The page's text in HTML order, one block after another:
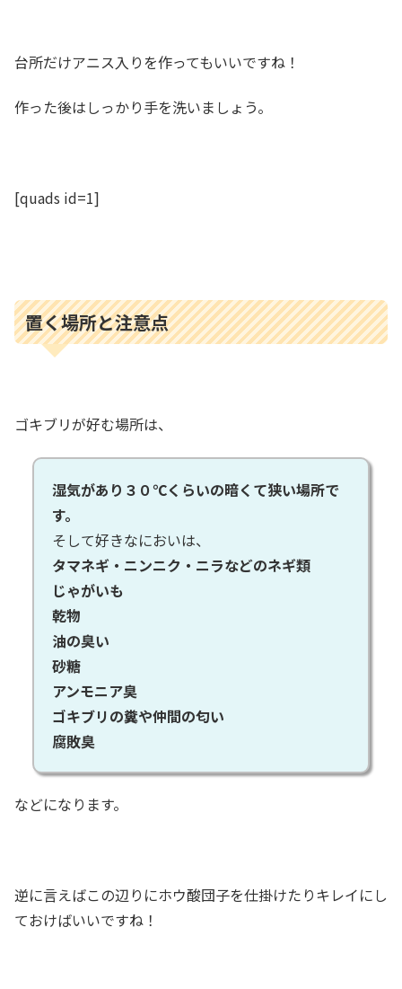
台所だけアニス入りを作ってもいいですね！
作った後はしっかり手を洗いましょう。
[quads id=1]
置く場所と注意点
ゴキブリが好む場所は、
湿気があり３０℃くらいの暗くて狭い場所で
す。
そして好きなにおいは、
タマネギ・ニンニク・ニラなどのネギ類
じゃがいも
乾物
油の臭い
砂糖
アンモニア臭
ゴキブリの糞や仲間の匂い
腐敗臭
などになります。
逆に言えばこの辺りにホウ酸団子を仕掛けたりキレイにし
ておけばいいですね！